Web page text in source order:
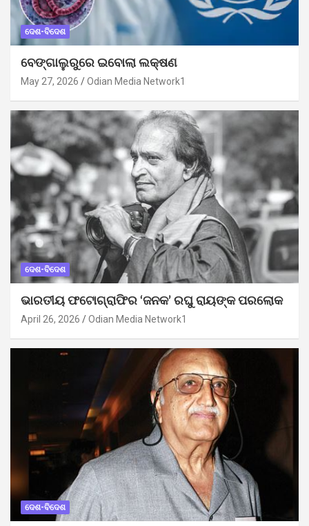
ଦେଶ-ବିଦେଶ
ବେଙ୍ଗାଲୁରୁରେ ଇବୋଲା ଲକ୍ଷଣ
May 27, 2026 Odian Media Network1
ଦେଶ-ବିଦେଶ
ଭାରତୀୟ ଫଟୋଗ୍ରାଫିର ‘ଜନକ’ ରଘୁ ରାୟଙ୍କ ପରଲୋକ
April 26, 2026 Odian Media Network1
ଦେଶ-ବିଦେଶ